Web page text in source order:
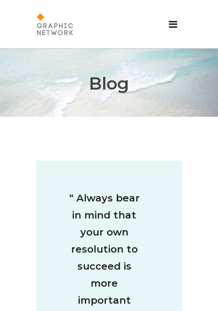
Blog
“ Always bear
in mind that
your own
resolution to
succeed is
more
important